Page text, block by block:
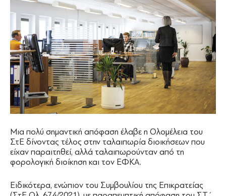
Μια πολύ σημαντική απόφαση έλαβε η Ολομέλεια του
ΣτΕ δίνοντας τέλος στην ταλαιπωρία διοικήσεων που
είχαν παραιτηθεί, αλλά ταλαιπωρούνταν από τη
φορολογική διοίκηση και τον ΕΦΚΑ.
Ειδικότερα, ενώπιον του Συμβουλίου της Επικρατείας